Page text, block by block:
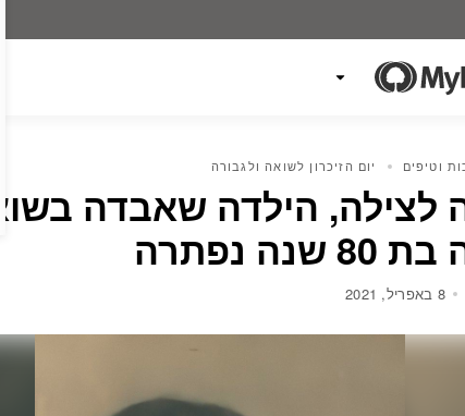
וטיפים יום הזיכרון לשואה ולגבורה
לצילה, הילדה שאבדה
נפתרה
8 באפריל, 2021